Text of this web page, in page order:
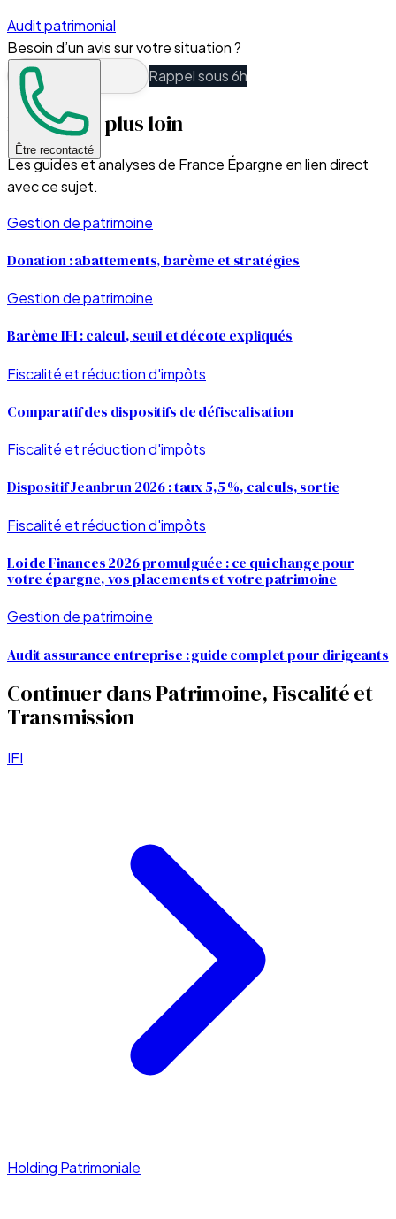
Audit patrimonial
Besoin d’un avis sur votre situation ?
Être recontacté
Rappel sous 6h
Pour aller plus loin
Les guides et analyses de France Épargne en lien direct
avec ce sujet.
Gestion de patrimoine
Donation : abattements, barème et stratégies
Gestion de patrimoine
Barème IFI : calcul, seuil et décote expliqués
Fiscalité et réduction d'impôts
Comparatif des dispositifs de défiscalisation
Fiscalité et réduction d'impôts
Dispositif Jeanbrun 2026 : taux 5,5 %, calculs, sortie
Fiscalité et réduction d'impôts
Loi de Finances 2026 promulguée : ce qui change pour
votre épargne, vos placements et votre patrimoine
Gestion de patrimoine
Audit assurance entreprise : guide complet pour dirigeants
Continuer dansPatrimoine, Fiscalité et
Transmission
IFI
Holding Patrimoniale